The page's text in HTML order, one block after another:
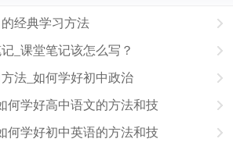
经典学习方法
_课堂笔记该怎么写？
法_如何学好初中政治
何学好高中语文的方法和技
何学好初中英语的方法和技